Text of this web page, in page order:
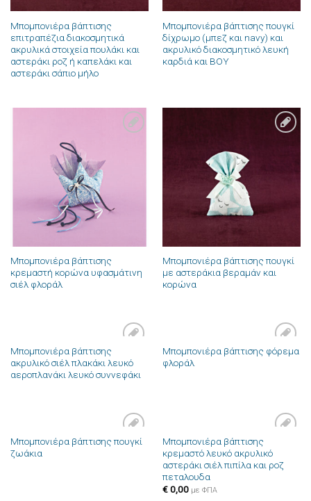
Μπομπονιέρα βάπτισης
επιτραπέζια διακοσμητικά
ακρυλικά στοιχεία πουλάκι και
αστεράκι ροζ ή καπελάκι και
αστεράκι σάπιο μήλο
Μπομπονιέρα βάπτισης πουγκί
δίχρωμο (μπεζ και navy) και
ακρυλικό διακοσμητικό λευκή
καρδιά και BOY
επιθυμιών
Μπομπονιέρα βάπτισης
κρεμαστή κορώνα υφασμάτινη
σιέλ φλοράλ
Μπομπονιέρα βάπτισης πουγκί
με αστεράκια βεραμάν και
κορώνα
Πρόσθήκη
στην λίστα
επιθυμιών
Μπομπονιέρα βάπτισης
ακρυλικό σιέλ πλακάκι λευκό
αεροπλανάκι λευκό συννεφάκι
Πρόσθήκη
Μπομπονιέρα βάπτισης φόρεμα
φλοράλ
Πρόσθήκη
Μπομπονιέρα βάπτισης πουγκί
ζωάκια
Πρόσθήκη
στην λίστα
επιθυμιών
Μπομπονιέρα βάπτισης
κρεμαστό λευκό ακρυλικό
αστεράκι σιέλ πιπίλα και ροζ
πεταλουδα
€0,00 με ΦΠΑ